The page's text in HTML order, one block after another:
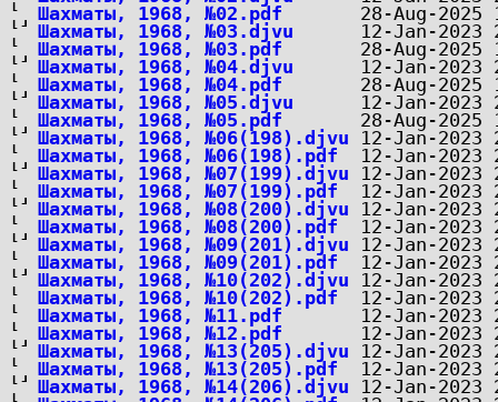
Шахматы, 1968, №02.pdf
Шахматы, 1968, №03.djvu
Шахматы, 1968, №03.pdf
Шахматы, 1968, №04.djvu
Шахматы, 1968, №04.pdf
Шахматы, 1968, №05.djvu
Шахматы, 1968, №05.pdf
Шахматы, 1968, №06(198).djvu
Шахматы, 1968, №06(198).pdf
Шахматы, 1968, №07(199).djvu
Шахматы, 1968, №07(199).pdf
Шахматы, 1968, №08(200).djvu
Шахматы, 1968, №08(200).pdf
Шахматы, 1968, №09(201).djvu
Шахматы, 1968, №09(201).pdf
Шахматы, 1968, №10(202).djvu
Шахматы, 1968, №10(202).pdf
Шахматы, 1968, №11.pdf
Шахматы, 1968, №12.pdf
Шахматы, 1968, №13(205).djvu
Шахматы, 1968, №13(205).pdf
Шахматы, 1968, №14(206).djvu